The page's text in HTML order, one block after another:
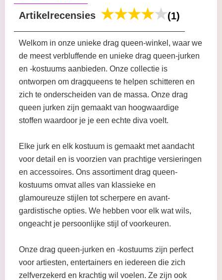
Artikelrecensies (1)
Welkom in onze unieke drag queen-winkel, waar we
de meest verbluffende en unieke drag queen-jurken
en -kostuums aanbieden. Onze collectie is
ontworpen om dragqueens te helpen schitteren en
zich te onderscheiden van de massa. Onze drag
queen jurken zijn gemaakt van hoogwaardige
stoffen waardoor je je een echte diva voelt.
Elke jurk en elk kostuum is gemaakt met aandacht
voor detail en is voorzien van prachtige versieringen
en accessoires. Ons assortiment drag queen-
kostuums omvat alles van klassieke en
glamoureuze stijlen tot scherpere en avant-
gardistische opties. We hebben voor elk wat wils,
ongeacht je persoonlijke stijl of voorkeuren.
Onze drag queen-jurken en -kostuums zijn perfect
voor artiesten, entertainers en iedereen die zich
zelfverzekerd en krachtig wil voelen. Ze zijn ook